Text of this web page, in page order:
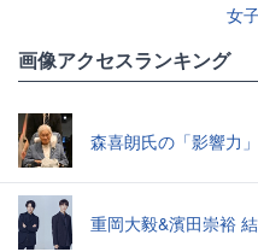
女
画像アクセスランキング
森喜朗氏の「影響力
重岡大毅&濱田崇裕